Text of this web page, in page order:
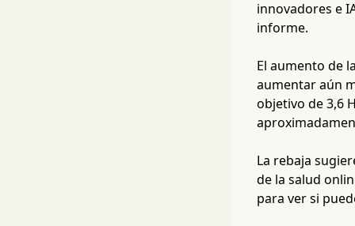
innovadores e
informe.
El aumento de
aumentar aún
objetivo de 3,6
La rebaja
de la salud
para ver si